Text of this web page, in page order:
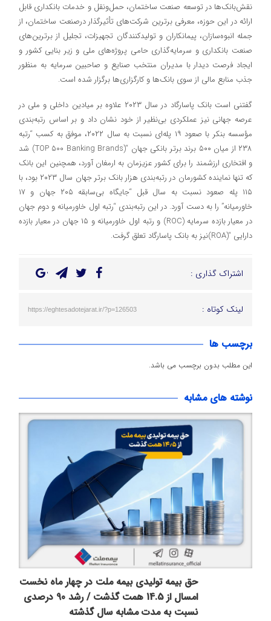
نقش‌بانک‌ها در توسعه صنعت ساختمان، حمل‌ونقل و خدمات بانکداری قابل
ارائه در این حوزه، معرفی برترین‌ شرکت‌های تأثیرگذار درصنعت ساختمان، از
جمله انبوه‌سازان، پیمانکاران و تولیدکنندگان تجهیزات، تجلیل از برترین‌های
صنعت بانکداری و سرمایه‌گذاری حامی پروژه‌های ملی و زیر بنایی کشور و
ایجاد فرصت دیدار با مدیران منتخب صنایع و صاحبین سرمایه به‌ منظور
جذب منابع مالی از سوی بانک‌ها و کارگزاری‌ها برگزار شده است.
گفتنی است بانک پاسارگاد در سال ۲۰۲۳ علاوه بر میادین داخلی و ملی در
عرصه جهانی نیز عملکردی بی‌نظیر از خود نشان داد و بر اساس رتبه‌بندی
مؤسسه بنکر با صعود ۱۹ پله‌ای نسبت به سال ۲۰۲۲، موفق به کسب “رتبه
۲۳۸ از میان ۵۰۰ برند برتر بانکی جهان “(TOP 500 Banking Brands) شد
و افتخاری ارزشمند را برای کشور عزیزمان به ارمغان آورد، همچنین این بانک
که تنها نماینده کشورمان در رتبه‌بندی هزار بانک برتر جهان سال ۲۰۲۳ بود، با
۱۱۵ پله صعود نسبت به سال قبل “جایگاه بی‌سابقه ۲۰۵ جهان و ۱۷
خاورمیانه” را به دست آورد. در این رتبه‌بندی “رتبه اول خاورمیانه و دوم جهان
در معیار بازده سرمایه (ROC) و رتبه اول خاورمیانه و ۱۵ جهان در معیار بازده
دارایی “(ROA)نیز به بانک پاسارگاد تعلق گرفت.
اشتراک گذاری :
لینک کوتاه : https://eghtesadotejarat.ir/?p=126503
برچسب ها
این مطلب بدون برچسب می باشد.
نوشته های مشابه
حق بیمه تولیدی بیمه ملت در چهار ماه نخست
امسال از 14.5 همت گذشت / رشد 90 درصدی
نسبت به مدت مشابه سال گذشته